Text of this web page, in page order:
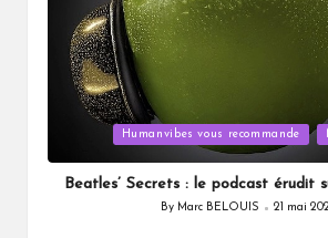
Humanvibes vous recommande
Beatles’ Secrets : le podcast érudit
Posted
By Marc BELOUIS 21 mai